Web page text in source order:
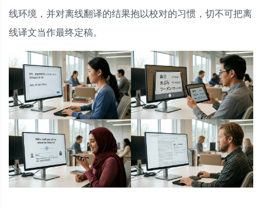
线环境，并对离线翻译的结果抱以校对的习惯，切不可把离
线译文当作最终定稿。